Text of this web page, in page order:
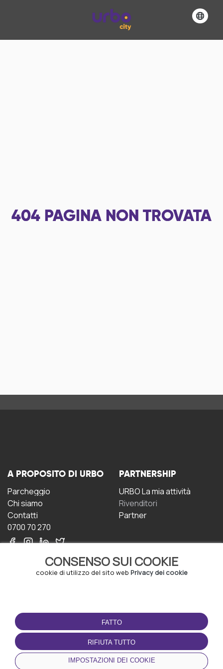
404 PAGINA NON TROVATA
CONSENSO SUI COOKIE
cookie di utilizzo del sito web Privacy dei cookie
FATTO
RIFIUTA TUTTO
IMPOSTAZIONI DEI COOKIE
A PROPOSITO DI URBO
Parcheggio
Chi siamo
Contatti
0700 70 270
PARTNERSHIP
URBO La mia attività
Rivenditori
Partner
CONDIZIONI D'USO
Termini e Condizioni
Politica sulla riservatezza
Gestione dei Cookie
SCARICA L'APP